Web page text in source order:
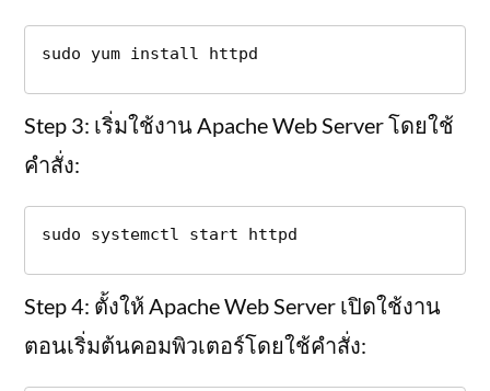
sudo yum install httpd
Step 3: เริ่มใช้งาน Apache Web Server โดยใช้
คำสั่ง:
sudo systemctl start httpd
Step 4: ตั้งให้ Apache Web Server เปิดใช้งาน
ตอนเริ่มต้นคอมพิวเตอร์โดยใช้คำสั่ง: